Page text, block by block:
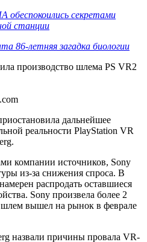
обеспокоились секретами
станции
86-летняя загадка биологии
производство шлема PS VR2
дальнейшее
реальности PlayStation VR
компании источников, Sony
из-за снижения спроса. В
распродать оставшиеся
Sony произвела более 2
вышел на рынок в феврале
назвали причины провала VR-